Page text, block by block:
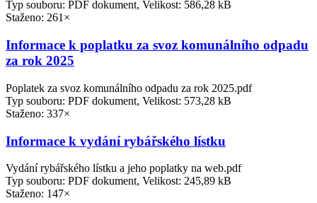
Typ souboru: PDF dokument, Velikost: 586,28 kB
Staženo: 261×
Informace k poplatku za svoz komunálního odpadu
za rok 2025
Poplatek za svoz komunálního odpadu za rok 2025.pdf
Typ souboru: PDF dokument, Velikost: 573,28 kB
Staženo: 337×
Informace k vydání rybářského lístku
Vydání rybářského lístku a jeho poplatky na web.pdf
Typ souboru: PDF dokument, Velikost: 245,89 kB
Staženo: 147×